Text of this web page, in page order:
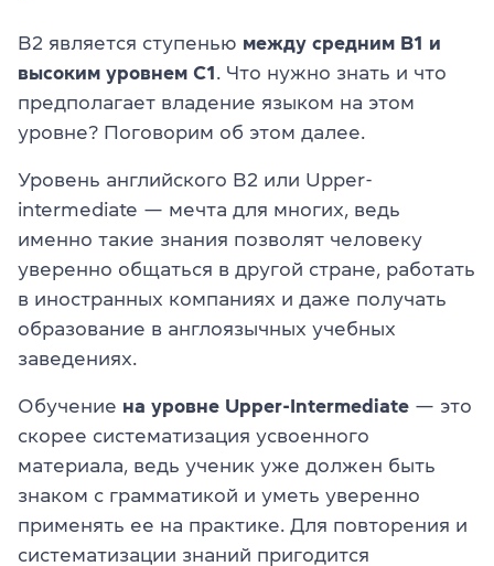
B2 является ступенью между средним B1 и
высоким уровнем С1
. Что нужно знать и что
предполагает владение языком на этом
уровне? Поговорим об этом далее.
Уровень английского B2 или Upper-
intermediate — мечта для многих, ведь
именно такие знания позволят человеку
уверенно общаться в другой стране, работать
в иностранных компаниях и даже получать
образование в англоязычных учебных
заведениях.
Обучение на уровне Upper-Intermediate — это
скорее систематизация усвоенного
материала, ведь ученик уже должен быть
знаком с грамматикой и уметь уверенно
применять ее на практике. Для повторения и
систематизации знаний пригодится